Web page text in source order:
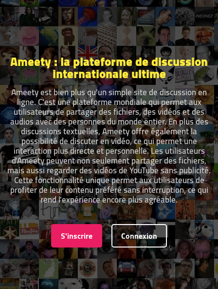
Ameety : la plateforme de discussion
internationale ultime
Ameety est bien plus qu'un simple site de discussion en
ligne. C'est une plateforme mondiale qui permet aux
utilisateurs de partager des fichiers, des vidéos et des
audios avec des personnes du monde entier. En plus des
discussions textuelles, Ameety offre également la
possibilité de discuter en vidéo, ce qui permet une
interaction plus directe et personnelle. Les utilisateurs
d'Ameety peuvent non seulement partager des fichiers,
mais aussi regarder des vidéos de YouTube sans publicité.
Cette fonctionnalité unique permet aux utilisateurs de
profiter de leur contenu préféré sans interruption, ce qui
rend l'expérience encore plus agréable.
S'inscrire Connexion